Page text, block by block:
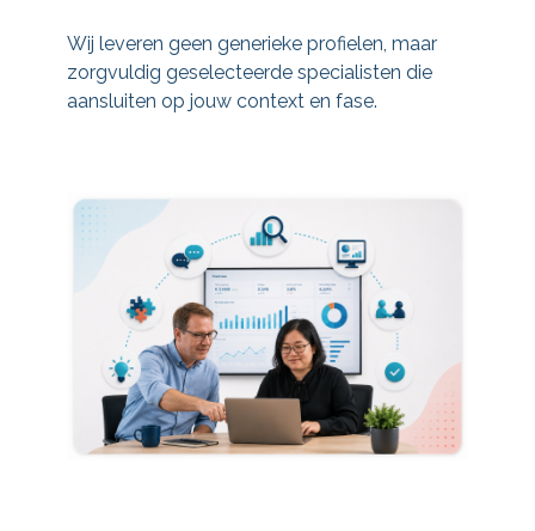
Wij leveren geen generieke profielen, maar
zorgvuldig geselecteerde specialisten die
aansluiten op jouw context en fase.